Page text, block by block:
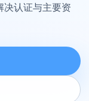
决认证与主要资